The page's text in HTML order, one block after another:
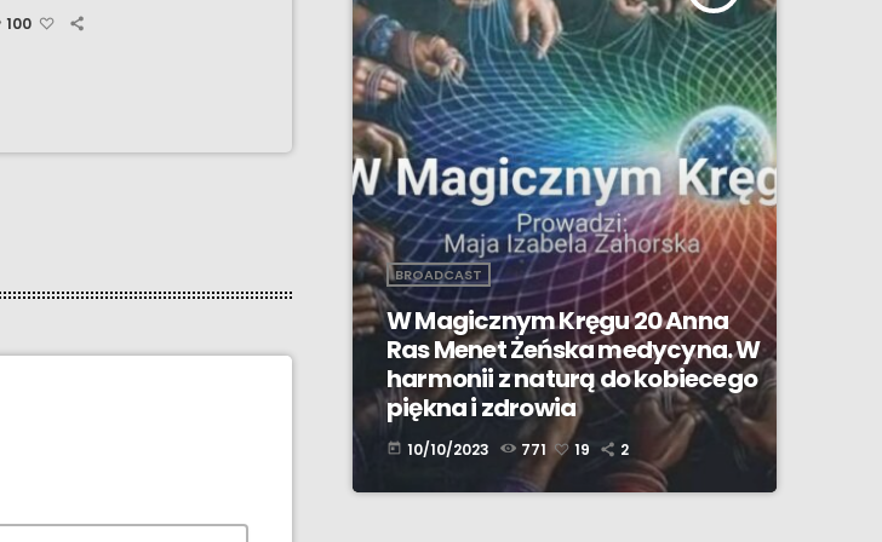
100
BROADCAST
W Magicznym Kręgu 20 Anna
Ras Menet Żeńska medycyna. W
harmonii z naturą do kobiecego
piękna i zdrowia
today 10/10/2023 771 19 2